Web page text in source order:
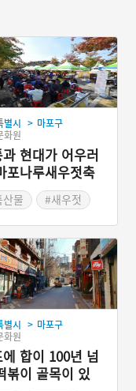
별시 > 마포구
화원
현대가 어우러
포나루새우젓축
물
#새우젓
축제
미래유산
울의 축제
별시 > 마포구
화원
에 합이 100년 넘
볶이 골목이 있